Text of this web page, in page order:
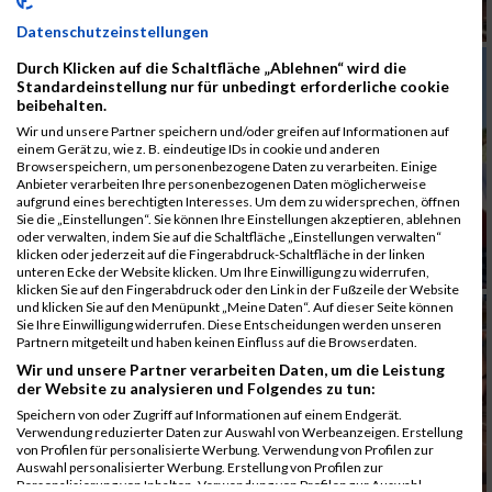
Datenschutzeinstellungen
Durch Klicken auf die Schaltfläche „Ablehnen“ wird die
Standardeinstellung nur für unbedingt erforderliche cookie
beibehalten.
Wir und unsere Partner speichern und/oder greifen auf Informationen auf
einem Gerät zu, wie z. B. eindeutige IDs in cookie und anderen
Browserspeichern, um personenbezogene Daten zu verarbeiten. Einige
Anbieter verarbeiten Ihre personenbezogenen Daten möglicherweise
aufgrund eines berechtigten Interesses. Um dem zu widersprechen, öffnen
Sie die „Einstellungen“. Sie können Ihre Einstellungen akzeptieren, ablehnen
oder verwalten, indem Sie auf die Schaltfläche „Einstellungen verwalten“
klicken oder jederzeit auf die Fingerabdruck-Schaltfläche in der linken
unteren Ecke der Website klicken. Um Ihre Einwilligung zu widerrufen,
klicken Sie auf den Fingerabdruck oder den Link in der Fußzeile der Website
und klicken Sie auf den Menüpunkt „Meine Daten“. Auf dieser Seite können
Sie Ihre Einwilligung widerrufen. Diese Entscheidungen werden unseren
Partnern mitgeteilt und haben keinen Einfluss auf die Browserdaten.
Wir und unsere Partner verarbeiten Daten, um die Leistung
der Website zu analysieren und Folgendes zu tun:
Speichern von oder Zugriff auf Informationen auf einem Endgerät.
Verwendung reduzierter Daten zur Auswahl von Werbeanzeigen. Erstellung
von Profilen für personalisierte Werbung. Verwendung von Profilen zur
Auswahl personalisierter Werbung. Erstellung von Profilen zur
Personalisierung von Inhalten. Verwendung von Profilen zur Auswahl